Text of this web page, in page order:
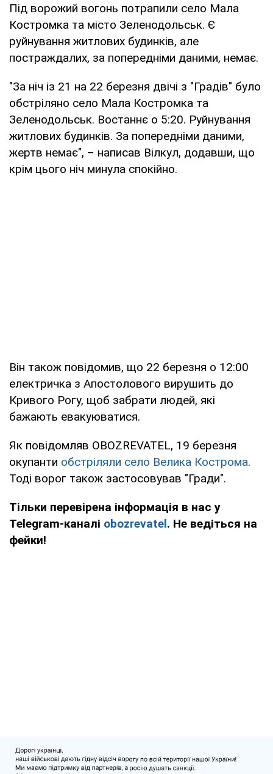
Під ворожий вогонь потрапили село Мала
Костромка та місто Зеленодольськ. Є
руйнування житлових будинків, але
постраждалих, за попередніми даними, немає.
"За ніч із 21 на 22 березня двічі з "Градів" було
обстріляно село Мала Костромка та
Зеленодольськ. Востаннє о 5:20. Руйнування
житлових будинків. За попередніми даними,
жертв немає", – написав Вілкул, додавши, що
крім цього ніч минула спокійно.
Він також повідомив, що 22 березня о 12:00
електричка з Апостолового вирушить до
Кривого Рогу, щоб забрати людей, які
бажають евакуюватися.
Як повідомляв OBOZREVATEL, 19 березня
окупанти обстріляли село Велика Кострома.
Тоді ворог також застосовував "Гради".
Тільки перевірена інформація в нас у
Telegram-каналі obozrevatel. Не ведіться на
фейки!